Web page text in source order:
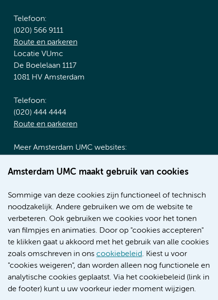
Amsterdam UMC maakt gebruik van cookies
Sommige van deze cookies zijn functioneel of technisch
noodzakelijk. Andere gebruiken we om de website te
verbeteren. Ook gebruiken we cookies voor het tonen
van filmpjes en animaties. Door op "cookies accepteren"
te klikken gaat u akkoord met het gebruik van alle cookies
zoals omschreven in ons cookiebeleid. Kiest u voor
"cookies weigeren", dan worden alleen nog functionele en
analytische cookies geplaatst. Via het cookiebeleid (link in
de footer) kunt u uw voorkeur ieder moment wijzigen.
Telefoon:
(020) 566 9111
Route en parkeren
Locatie VUmc
De Boelelaan 1117
1081 HV Amsterdam
Telefoon:
(020) 444 4444
Route en parkeren
Meer Amsterdam UMC websites:
Werken bij Amsterdam UMC
Nieuws
Research
Educatie locatie AMC
Educatie locatie VUmc